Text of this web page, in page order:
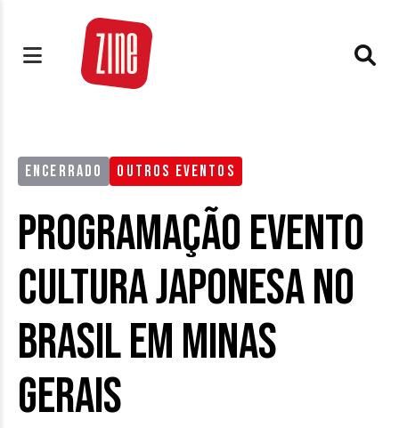
ENCERRADO OUTROS EVENTOS
Programação evento
Cultura Japonesa no
Brasil em Minas
Gerais